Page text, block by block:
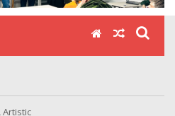
Artistic